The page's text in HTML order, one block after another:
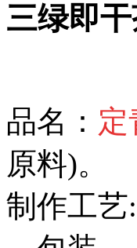
三绿即
品名 ： 定
原料)。
制作工